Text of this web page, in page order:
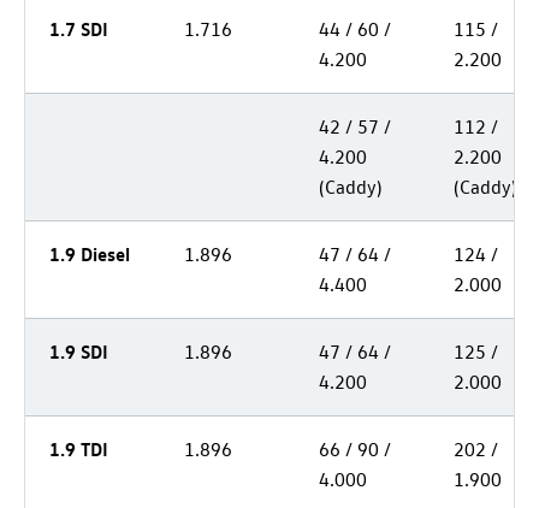
1.7 SDI 1.716
44 / 60 /
4.200
115 /
2.200
42 / 57 /
4.200
(Caddy)
112 /
2.200
(Caddy)
1.9 Diesel 1.896
47 / 64 /
4.400
124 /
2.000
1.9 SDI 1.896
47 / 64 /
4.200
125 /
2.000
1.9 TDI 1.896
66 / 90 /
4.000
202 /
1.900